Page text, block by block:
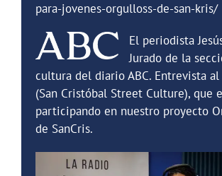
para-jovenes-orgulloss-de-san-kris/
El periodista
Jurado de la
cultura del diario ABC. Entrevista
(San Cristóbal Street Culture), que
participando en nuestro proyecto
de SanCris.